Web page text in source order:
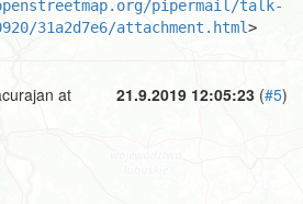
pipermail/talk-
31a2d7e6/attachment.html>
21.9.2019 12:05:23 (#5)
at